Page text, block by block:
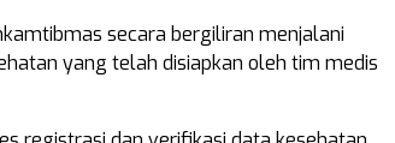
secara bergiliran menjalani
yang telah disiapkan oleh tim medis